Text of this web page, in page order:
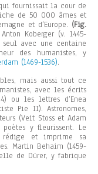
fournissait la cour de
de 50 000 âmes et
et d’Europe. (Fig.
Koberger (v. 1445-
seul avec une centaine
des humanistes, y
(1469-1536).
mais aussi tout ce
avec les écrits
ou les lettres d’Enea
Pie II). Astronomes,
(Veit Stoss et Adam
y fleurissent. Le
rédige et imprime sa
Martin Behaim (1459-
de Dürer, y fabrique